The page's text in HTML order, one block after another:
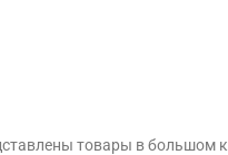
товары в